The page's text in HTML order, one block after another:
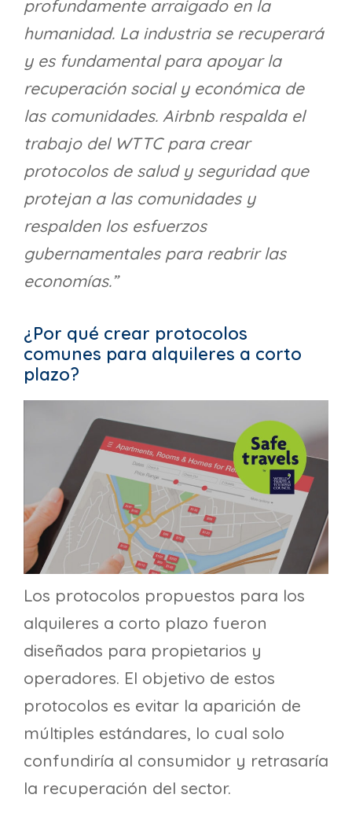
profundamente arraigado en la
humanidad. La industria se recuperará
y es fundamental para apoyar la
recuperación social y económica de
las comunidades. Airbnb respalda el
trabajo del WTTC para crear
protocolos de salud y seguridad que
protejan a las comunidades y
respalden los esfuerzos
gubernamentales para reabrir las
economías.”
¿Por qué crear protocolos
comunes para alquileres a corto
plazo?
Los protocolos propuestos para los
alquileres a corto plazo fueron
diseñados para propietarios y
operadores. El objetivo de estos
protocolos es evitar la aparición de
múltiples estándares, lo cual solo
confundiría al consumidor y retrasaría
la recuperación del sector.